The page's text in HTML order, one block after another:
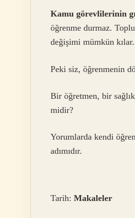
Kamu görevlilerinin
öğrenme durmaz.
değişimi mümkün kılar.
Peki siz, öğrenmenin
Bir öğretmen, bir
midir?
Yorumlarda kendi
adımıdır.
Tarih: Makaleler